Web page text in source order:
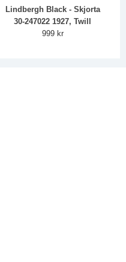
Lindbergh Black - Skjorta
30-247022 1927, Twill
999 kr